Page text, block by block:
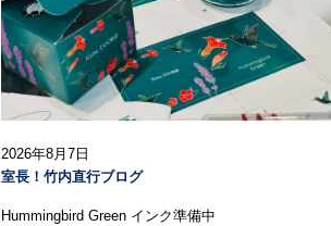
2026年8月7日
室長！竹内直行ブログ
Hummingbird Green インク準備中